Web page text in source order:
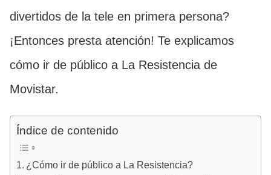
divertidos de la tele en primera persona?
¡Entonces presta atención! Te explicamos
cómo ir de público a La Resistencia de
Movistar.
Índice de contenido
¿Cómo ir de público a La Resistencia?